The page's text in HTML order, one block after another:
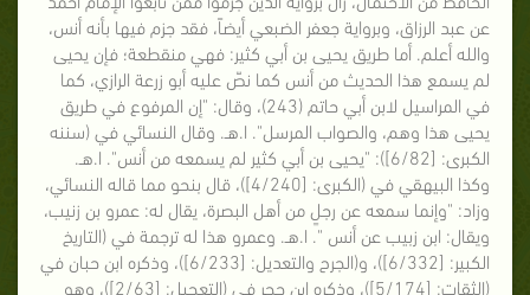
عن عبد الرزاق، وبرواية جعفر الضبعي أيضاً، فقد جزم فيها بأنه أنس،
والله أعلم. أما طريق يحيى بن أبي كثير: فهي منقطعة؛ فإن يحيى
لم يسمع هذا الحديث من أنس كما نصّ عليه أبو زرعة الرازي، كما
في المراسيل لابن أبي حاتم (243)، وقال: "إن المرفوع في طريق
يحيى هذا وهم، والصواب المرسل". ا.هـ. وقال النسائي في (سننه
الكبرى: [6/82]): "يحيى بن أبي كثير لم يسمعه من أنس". ا.هـ.
وكذا البيهقي في (الكبرى: [4/240])، قال بنحو مما قاله النسائي،
وزاد: "وإنما سمعه عن رجلٍ من أهل البصرة، يقال له: عمرو بن زنيب،
ويقال: ابن زبيب عن أنس ". ا.هـ. وعمرو هذا له ترجمة في (التاريخ
الكبير: [6/332])، و(الجرح والتعديل: [6/233])، وذكره ابن حبان في
(الثقات: [5/174])، وذكره ابن حجر في (التعجيل: [2/63])، وهو